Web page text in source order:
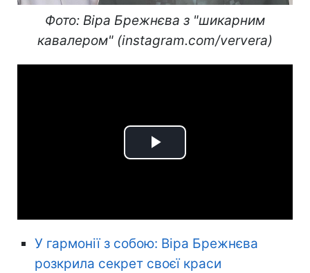
Фото: Віра Брежнєва з "шикарним
кавалером" (instagram.com/ververa)
Play
У гармонії з собою: Віра Брежнєва
розкрила секрет своєї краси